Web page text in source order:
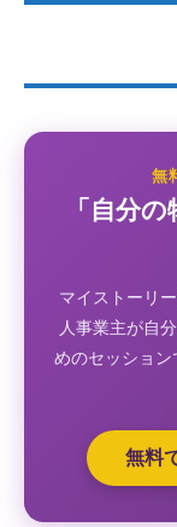
無
「自分
マイストーリ
人事業主が自
めのセッショ
無料